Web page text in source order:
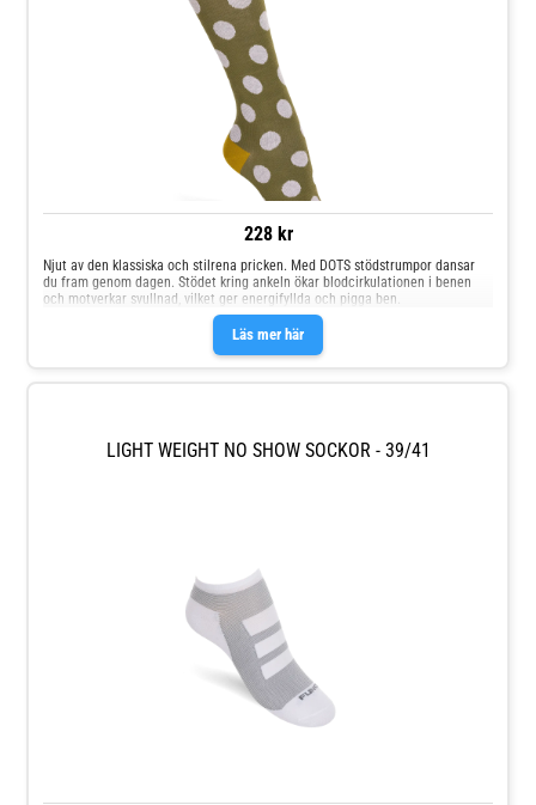
228 kr
Läs mer här
Njut av den klassiska och stilrena pricken. Med DOTS stödstrumpor dansar
du fram genom dagen. Stödet kring ankeln ökar blodcirkulationen i benen
och motverkar svullnad, vilket ger energifyllda och pigga ben.
LIGHT WEIGHT NO SHOW SOCKOR - 39/41